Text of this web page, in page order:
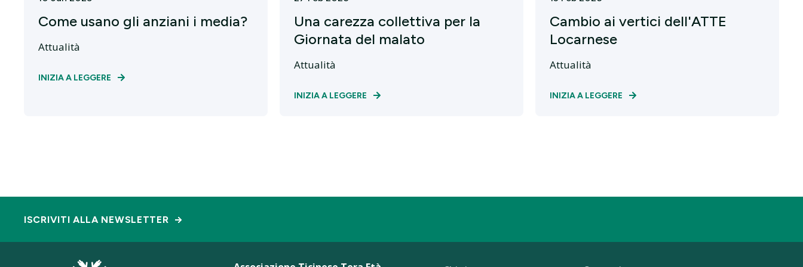
Come usano gli anziani i media?
Attualità
INIZIA A LEGGERE
Una carezza collettiva per la
Giornata del malato
Attualità
INIZIA A LEGGERE
Cambio ai vertici dell'ATTE
Locarnese
Attualità
INIZIA A LEGGERE
ISCRIVITI ALLA NEWSLETTER